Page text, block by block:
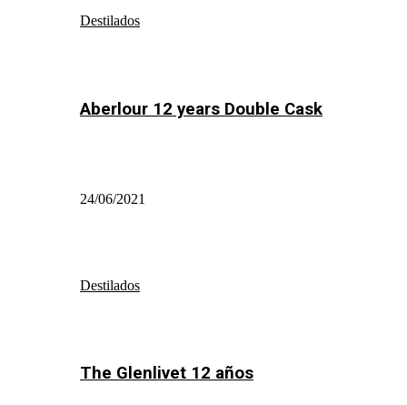
Destilados
Aberlour 12 years Double Cask
24/06/2021
Destilados
The Glenlivet 12 años